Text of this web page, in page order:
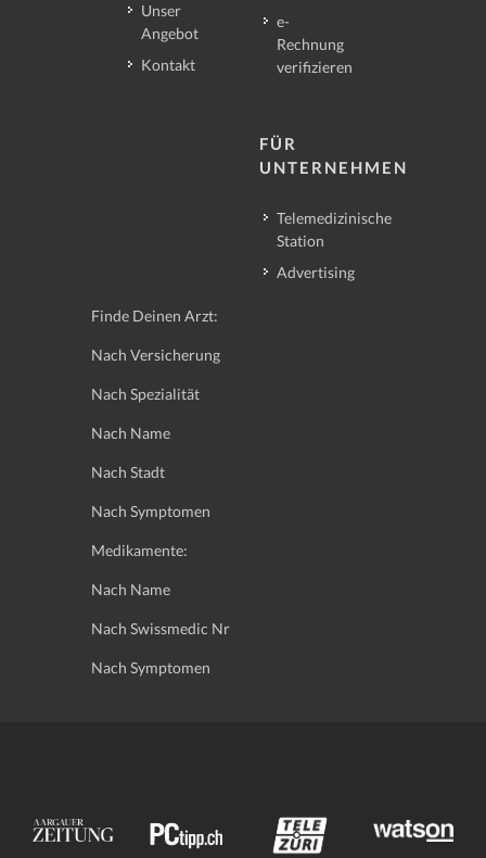
Unser
Angebot
Kontakt
e-
Rechnung
verifizieren
FÜR
UNTERNEHMEN
Telemedizinische
Station
Advertising
Finde Deinen Arzt:
Nach Versicherung
Nach Spezialität
Nach Name
Nach Stadt
Nach Symptomen
Medikamente:
Nach Name
Nach Swissmedic Nr
Nach Symptomen